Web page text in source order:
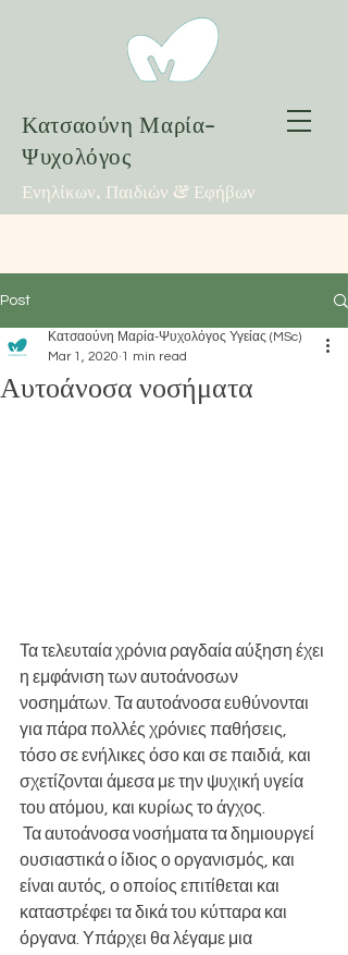
Κατσαούνη Μαρία-
Ψυχολόγος
Ενηλίκων, Παιδιών & Εφήβων
Post
Αυτοάνοσα νοσήματα
Κατσαούνη Μαρία-Ψυχολόγος Υγείας (MSc)
Mar 1, 2020 1 min read
Τα τελευταία χρόνια ραγδαία αύξηση έχει
η εμφάνιση των αυτοάνοσων
νοσημάτων. Τα αυτοάνοσα ευθύνονται
για πάρα πολλές χρόνιες παθήσεις,
τόσο σε ενήλικες όσο και σε παιδιά, και
σχετίζονται άμεσα με την ψυχική υγεία
του ατόμου, και κυρίως το άγχος.
ουσιαστικά ο ίδιος ο οργανισμός, και
είναι αυτός, ο οποίος επιτίθεται και
καταστρέφει τα δικά του κύτταρα και
όργανα. Υπάρχει θα λέγαμε μια